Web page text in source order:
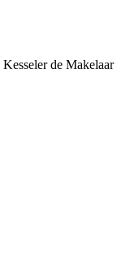
de Makelaar